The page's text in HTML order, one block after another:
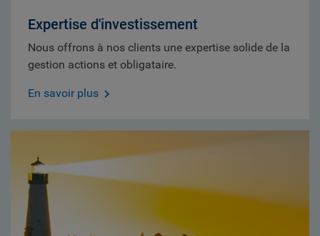
Expertise d'investissement
Nous offrons à nos clients une expertise solide de la
gestion actions et obligataire.
En savoir plus